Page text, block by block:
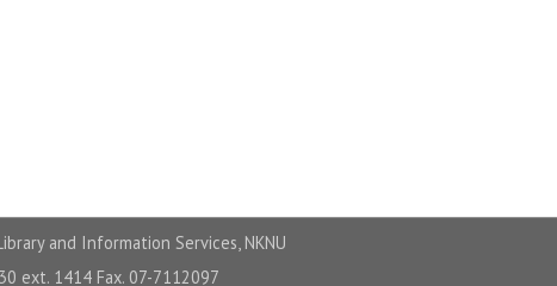
and Information Services, NKNU
ext. 1414 Fax. 07-7112097